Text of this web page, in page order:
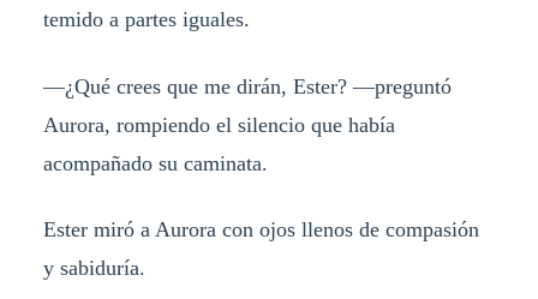
temido a partes iguales.
—¿Qué crees que me dirán, Ester? —preguntó
Aurora, rompiendo el silencio que había
acompañado su caminata.
Ester miró a Aurora con ojos llenos de compasión
y sabiduría.